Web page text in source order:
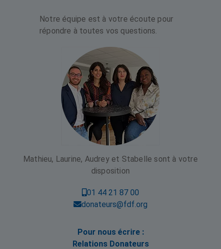
Notre équipe est à votre écoute pour
répondre à toutes vos questions.
Mathieu, Laurine, Audrey et Stabelle sont à votre
disposition
01 44 21 87 00
donateurs@fdf.org
Pour nous écrire :
Relations Donateurs